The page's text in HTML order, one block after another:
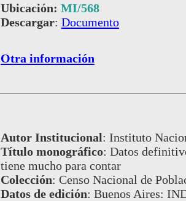
Ubicación: MI/568
Descargar: Documento
Otra información
Autor Institucional: Instituto
Título monográfico: Datos
tiene mucho para contar
Colección: Censo Nacional de
Datos de edición: Buenos Aires: